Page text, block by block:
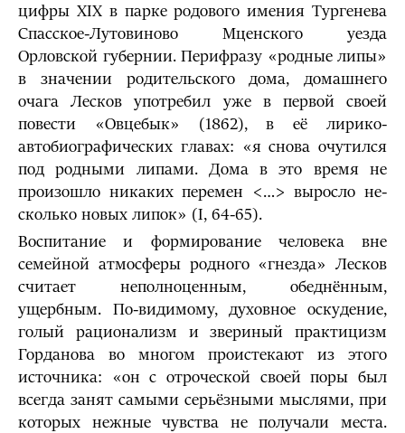
цифры XIX в парке родового имения Тургенева
Спасское-Лутовиново Мценского уезда
Орловской губернии. Перифразу «родные липы»
в значении родительского дома, домаш­него
очага Лесков употребил уже в первой своей
повести «Овцебык» (1862), в её лирико-
автобиографических главах: «я снова очутился
под род­ными липами. Дома в это время не
произошло никаких перемен <…> выросло не­
сколько новых липок» (I, 64-65).
Воспитание и формирование человека вне
семейной атмосферы родного «гнезда» Лесков
считает неполноценным, обеднённым,
ущербным. По-видимому, духовное оскудение,
голый рационализм и звериный практицизм
Горда­нова во многом проистекают из этого
источника: «он с отроческой своей поры был
всегда занят самыми серьёзными мыслями, при
которых нежные чувства не получали места.